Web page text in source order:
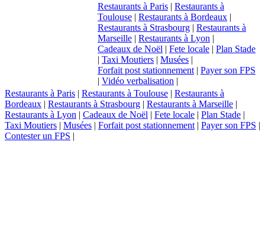
Restaurants à Paris | Restaurants à
Toulouse | Restaurants à Bordeaux |
Restaurants à Strasbourg | Restaurants à
Marseille | Restaurants à Lyon |
Cadeaux de Noël | Fete locale | Plan Stade
| Taxi Moutiers | Musées |
Forfait post stationnement | Payer son FPS
| Vidéo verbalisation |
Restaurants à Paris | Restaurants à Toulouse | Restaurants à
Bordeaux | Restaurants à Strasbourg | Restaurants à Marseille |
Restaurants à Lyon | Cadeaux de Noël | Fete locale | Plan Stade |
Taxi Moutiers | Musées | Forfait post stationnement | Payer son FPS |
Contester un FPS |